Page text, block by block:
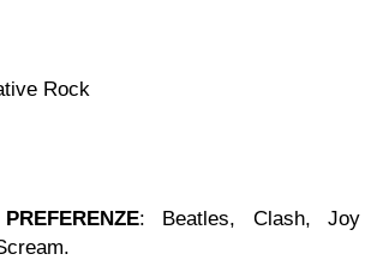
Rock
: Beatles, Clash, Joy